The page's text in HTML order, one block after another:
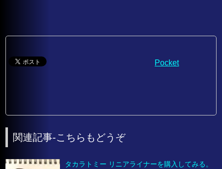
Pocket
関連記事-こちらもどうぞ
タカラトミー リニアライナーを購入してみる。